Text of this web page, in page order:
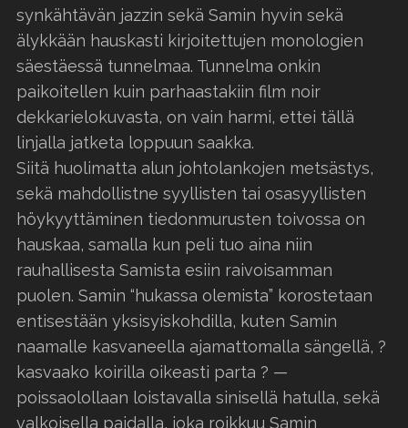
synkähtävän jazzin sekä Samin hyvin sekä
älykkään hauskasti kirjoitettujen monologien
säestäessä tunnelmaa. Tunnelma onkin
paikoitellen kuin parhaastakiin film noir
dekkarielokuvasta, on vain harmi, ettei tällä
linjalla jatketa loppuun saakka.
Siitä huolimatta alun johtolankojen metsästys,
sekä mahdollistne syyllisten tai osasyyllisten
höykyyttäminen tiedonmurusten toivossa on
hauskaa, samalla kun peli tuo aina niin
rauhallisesta Samista esiin raivoisamman
puolen. Samin “hukassa olemista” korostetaan
entisestään yksisyiskohdilla, kuten Samin
naamalle kasvaneella ajamattomalla sängellä, ?
kasvaako koirilla oikeasti parta ? —
poissaolollaan loistavalla sinisellä hatulla, sekä
valkoisella paidalla, joka roikkuu Samin